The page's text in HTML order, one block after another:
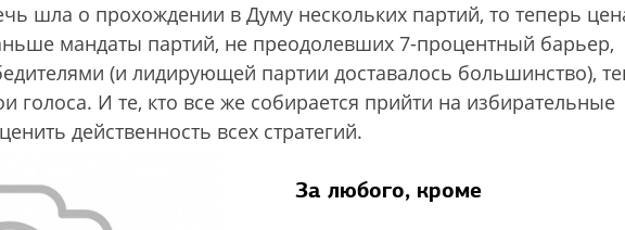
шла о прохождении в Думу нескольких партий, то теперь
мандаты партий, не преодолевших 7-процентный барьер,
(и лидирующей партии доставалось большинство),
голоса. И те, кто все же собирается прийти на избирательные
действенность всех стратегий.
За любого, кроме